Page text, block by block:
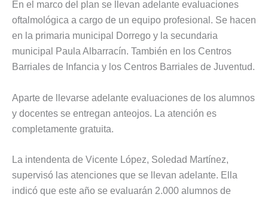
En el marco del plan se llevan adelante evaluaciones
oftalmológica a cargo de un equipo profesional. Se hacen
en la primaria municipal Dorrego y la secundaria
municipal Paula Albarracín. También en los Centros
Barriales de Infancia y los Centros Barriales de Juventud.
Aparte de llevarse adelante evaluaciones de los alumnos
y docentes se entregan anteojos. La atención es
completamente gratuita.
La intendenta de Vicente López, Soledad Martínez,
supervisó las atenciones que se llevan adelante. Ella
indicó que este año se evaluarán 2.000 alumnos de